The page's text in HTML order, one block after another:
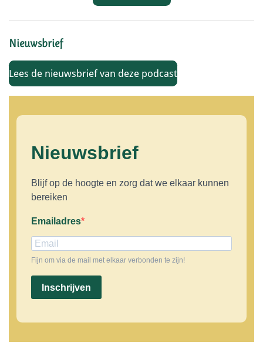
Nieuwsbrief
Lees de nieuwsbrief van deze podcast
Nieuwsbrief
Blijf op de hoogte en zorg dat we elkaar kunnen
bereiken
Emailadres
Fijn om via de mail met elkaar verbonden te zijn!
Inschrijven